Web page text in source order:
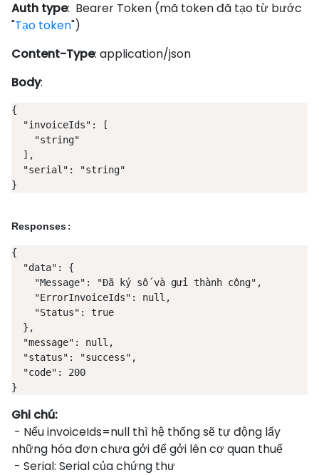
Auth type: Bearer Token (mã token đã tạo từ bước
"Tạo token")
Content-Type: application/json
Body:
{
  "invoiceIds": [
    "string"
  ],
  "serial": "string"
}
Responses:
{
  "data": {
    "Message": "Đã ký số và gửi thành công",
    "ErrorInvoiceIds": null,
    "Status": true
  },
  "message": null,
  "status": "success",
  "code": 200
}
Ghi chú:
- Nếu invoiceIds=null thì hệ thống sẽ tự động lấy
những hóa đơn chưa gởi để gởi lên cơ quan thuế
- Serial: Serial của chứng thư